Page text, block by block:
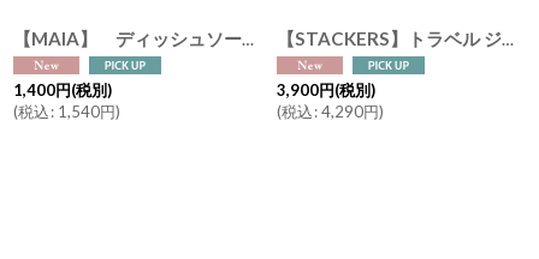
【MAIA】 ディッシュソープ ベビー＆敏感肌用 500ml コットンフラワーの香り｜97.8％天然由来成分 哺乳瓶洗い 食器用洗剤 アレルゲンフリー ホワイトビネガー配合 マイア フランス製
1,400円(税別)
(税込: 1,540円)
【STACKERS】トラベル ジュエリーボックス S TravelS バーガンディー Burgandy スタッカーズ ロンドン
3,900円(税別)
(税込:4,290円)